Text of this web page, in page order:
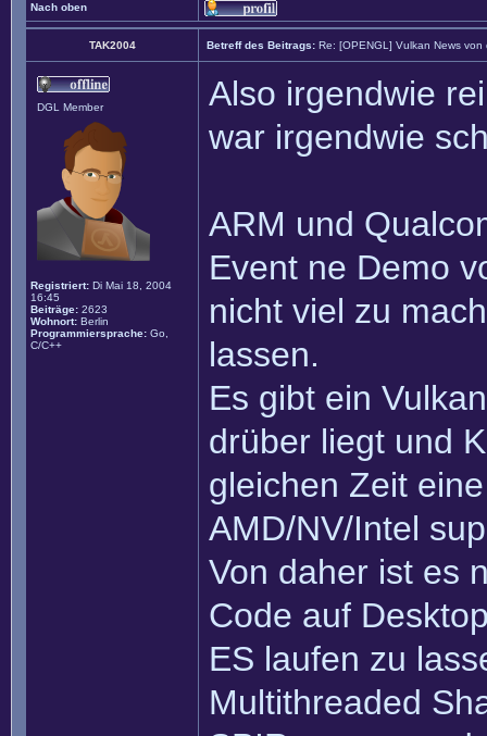
Nach oben
TAK2004 Betreff des Beitrags: Re: [OPENGL] Vulkan News von
DGL Member
Registriert: Di Mai 18, 2004
16:45
Beiträge: 2623
Wohnort: Berlin
Programmiersprache: Go,
C/C++
Also irgendwie
war irgendwie
ARM und
Event ne Demo
nicht viel zu
lassen.
Es gibt ein
drüber liegt und
gleichen Zeit
AMD/NV/Intel
Von daher ist es
Code auf
ES laufen zu
Multithreaded